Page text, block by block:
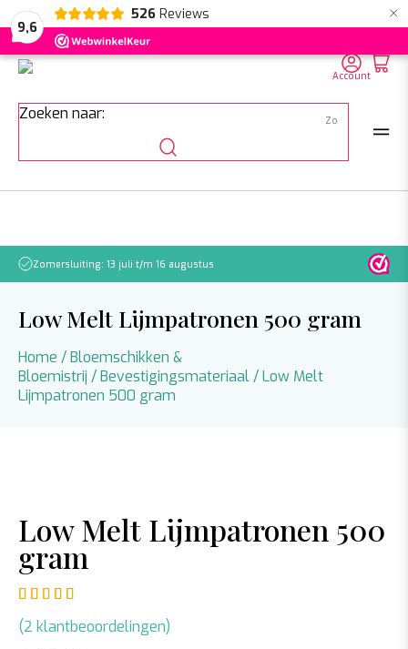
9,6
526 Reviews ×
NL EN DE
Zoeken naar:
Account
Zomersluiting: 13 juli t/m 16 augustus Let
Low Melt Lijmpatronen 500 gram
Home /Bloemschikken &
Bloemistrij /Bevestigingsmateriaal/ Low Melt
Lijmpatronen 500 gram
Low Melt Lijmpatronen 500
gram
(2 klantbeoordelingen)